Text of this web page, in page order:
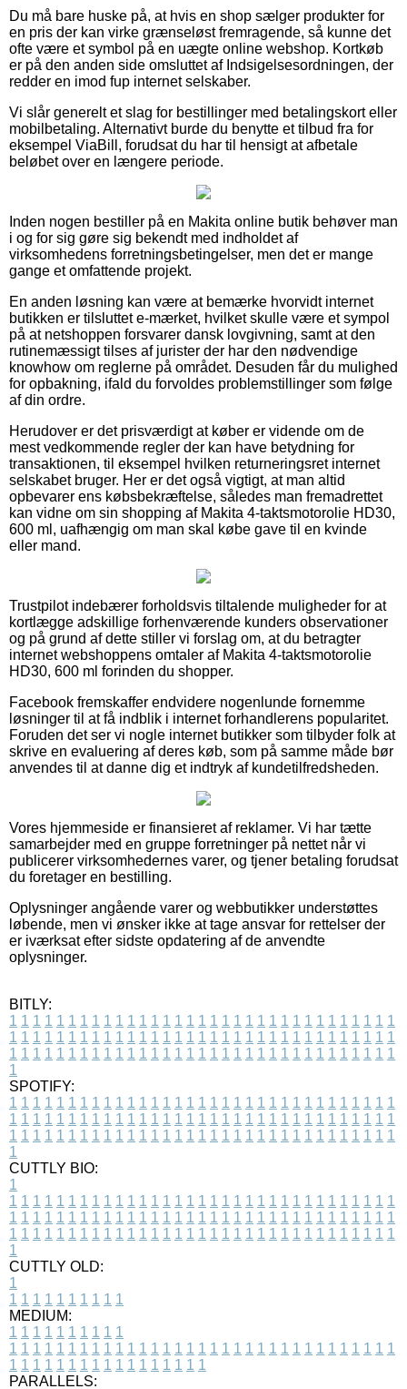
Du må bare huske på, at hvis en shop sælger produkter for
en pris der kan virke grænseløst fremragende, så kunne det
ofte være et symbol på en uægte online webshop. Kortkøb
er på den anden side omsluttet af Indsigelsesordningen, der
redder en imod fup internet selskaber.
Vi slår generelt et slag for bestillinger med betalingskort eller
mobilbetaling. Alternativt burde du benytte et tilbud fra for
eksempel ViaBill, forudsat du har til hensigt at afbetale
beløbet over en længere periode.
Inden nogen bestiller på en Makita online butik behøver man
i og for sig gøre sig bekendt med indholdet af
virksomhedens forretningsbetingelser, men det er mange
gange et omfattende projekt.
En anden løsning kan være at bemærke hvorvidt internet
butikken er tilsluttet e-mærket, hvilket skulle være et sympol
på at netshoppen forsvarer dansk lovgivning, samt at den
rutinemæssigt tilses af jurister der har den nødvendige
knowhow om reglerne på området. Desuden får du mulighed
for opbakning, ifald du forvoldes problemstillinger som følge
af din ordre.
Herudover er det prisværdigt at køber er vidende om de
mest vedkommende regler der kan have betydning for
transaktionen, til eksempel hvilken returneringsret internet
selskabet bruger. Her er det også vigtigt, at man altid
opbevarer ens købsbekræftelse, således man fremadrettet
kan vidne om sin shopping af Makita 4-taktsmotorolie HD30,
600 ml, uafhængig om man skal købe gave til en kvinde
eller mand.
Trustpilot indebærer forholdsvis tiltalende muligheder for at
kortlægge adskillige forhenværende kunders observationer
og på grund af dette stiller vi forslag om, at du betragter
internet webshoppens omtaler af Makita 4-taktsmotorolie
HD30, 600 ml forinden du shopper.
Facebook fremskaffer endvidere nogenlunde fornemme
løsninger til at få indblik i internet forhandlerens popularitet.
Foruden det ser vi nogle internet butikker som tilbyder folk at
skrive en evaluering af deres køb, som på samme måde bør
anvendes til at danne dig et indtryk af kundetilfredsheden.
Vores hjemmeside er finansieret af reklamer. Vi har tætte
samarbejder med en gruppe forretninger på nettet når vi
publicerer virksomhedernes varer, og tjener betaling forudsat
du foretager en bestilling.
Oplysninger angående varer og webbutikker understøttes
løbende, men vi ønsker ikke at tage ansvar for rettelser der
er iværksat efter sidste opdatering af de anvendte
oplysninger.
BITLY:
1 1 1 1 1 1 1 1 1 1 1 1 1 1 1 1 1 1 1 1 1 1 1 1 1 1 1 1 1 1 1 1 1
1 1 1 1 1 1 1 1 1 1 1 1 1 1 1 1 1 1 1 1 1 1 1 1 1 1 1 1 1 1 1 1 1
1 1 1 1 1 1 1 1 1 1 1 1 1 1 1 1 1 1 1 1 1 1 1 1 1 1 1 1 1 1 1 1 1
1
SPOTIFY:
1 1 1 1 1 1 1 1 1 1 1 1 1 1 1 1 1 1 1 1 1 1 1 1 1 1 1 1 1 1 1 1 1
1 1 1 1 1 1 1 1 1 1 1 1 1 1 1 1 1 1 1 1 1 1 1 1 1 1 1 1 1 1 1 1 1
1 1 1 1 1 1 1 1 1 1 1 1 1 1 1 1 1 1 1 1 1 1 1 1 1 1 1 1 1 1 1 1 1
1
CUTTLY BIO:
1
1 1 1 1 1 1 1 1 1 1 1 1 1 1 1 1 1 1 1 1 1 1 1 1 1 1 1 1 1 1 1 1 1
1 1 1 1 1 1 1 1 1 1 1 1 1 1 1 1 1 1 1 1 1 1 1 1 1 1 1 1 1 1 1 1 1
1 1 1 1 1 1 1 1 1 1 1 1 1 1 1 1 1 1 1 1 1 1 1 1 1 1 1 1 1 1 1 1 1
1
CUTTLY OLD:
1
1 1 1 1 1 1 1 1 1 1
MEDIUM:
1 1 1 1 1 1 1 1 1 1
1 1 1 1 1 1 1 1 1 1 1 1 1 1 1 1 1 1 1 1 1 1 1 1 1 1 1 1 1 1 1 1 1
1 1 1 1 1 1 1 1 1 1 1 1 1 1 1 1 1
PARALLELS: